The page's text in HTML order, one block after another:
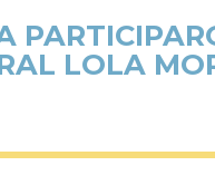
LOLA